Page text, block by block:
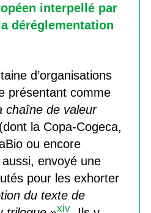
interpellé par
déréglementation
d’organisations
présentant comme
chaîne de valeur
la Copa-Cogeca,
ou encore
envoyé une
pour les exhorter
du texte de
xiv